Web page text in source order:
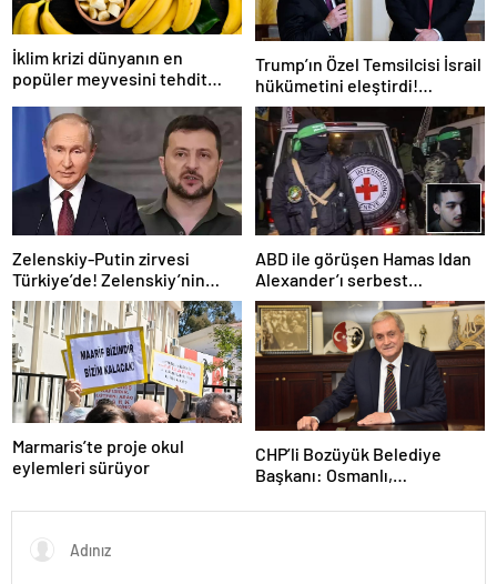
İklim krizi dünyanın en
popüler meyvesini tehdit
karşı karşıya
Trump’ın Özel Temsilcisi İsrail
hükümetini eleştirdi!
‘Gazze’deki savaşı uzatıyorlar’
Zelenskiy-Putin zirvesi
Türkiye’de! Zelenskiy’nin
çağrısı dünya basınında
ABD ile görüşen Hamas Idan
Alexander’ı serbest
bırakacak! Türkiye’ye
teşekkür…
Marmaris’te proje okul
eylemleri sürüyor
CHP’li Bozüyük Belediye
Başkanı: Osmanlı,
sattı